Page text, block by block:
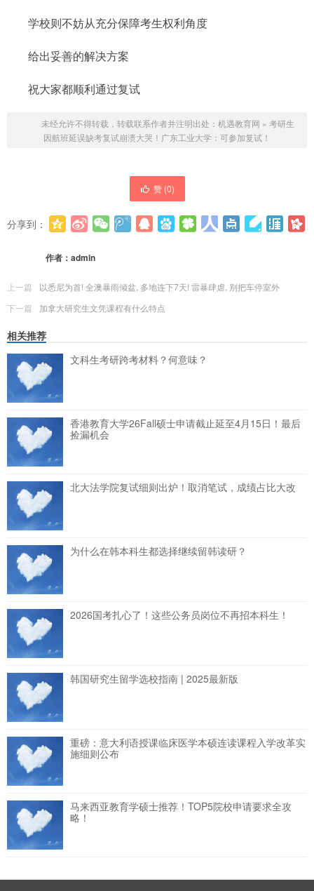
学校则不妨从充分保障考生权利角度
给出妥善的解决方案
祝大家都顺利通过复试
未经允许不得转载，转载联系作者并注明出处： 机遇教育网 » 考研生
因航班延误缺考复试崩溃大哭！广东工业大学：可参加复试！
赞 (0)
分享到：
作者： admin
上一篇
以悉尼为首! 全澳暴雨倾盆, 多地连下7天! 雷暴肆虐, 别把车停室外
下一篇
加拿大研究生文凭课程有什么特点
相关推荐
文科生考研跨考材料？何意味？
香港教育大学26Fall硕士申请截止延至4月15日！最后
捡漏机会
北大法学院复试细则出炉！取消笔试，成绩占比大改
为什么在韩本科生都选择继续留韩读研？
2026国考扎心了！这些公务员岗位不再招本科生！
韩国研究生留学选校指南 | 2025最新版
重磅：意大利语授课临床医学本硕连读课程入学改革实
施细则公布
马来西亚教育学硕士推荐！TOP5院校申请要求全攻
略！